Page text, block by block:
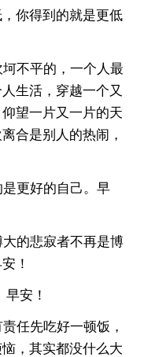
你得到的就是更低
不平的，一个人最
生活，穿越一个又
望一片又一片的天
合是别人的热闹，
更好的自己。早
的悲寂者不再是博
！
安！
任先吃好一顿饭，
，其实都没什么大